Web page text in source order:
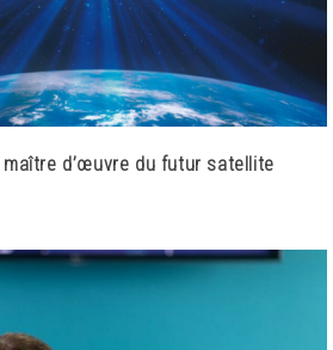
maître d’œuvre du futur satellite